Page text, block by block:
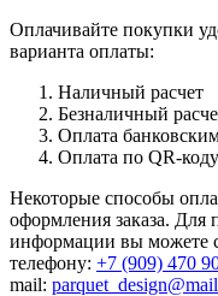
Оплачивайте покупки
варианта оплаты:
Наличный расчет
Безналичный
Оплата
Оплата по QR-коду
Некоторые способы
оформления заказа. Для
информации вы можете
телефону: +7 (909) 470
mail: